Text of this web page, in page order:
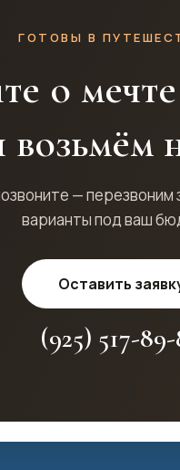
ГОТОВЫ В
о
—
варианты под ваш
Оставить
(925) 517-